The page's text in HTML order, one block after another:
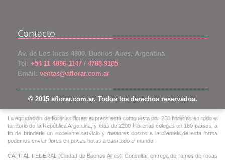
Contacto
Av. de Los Incas 4800, Buenos Aires, Argentina
Tel: +54 11 4896-1147 / 4788-9185
Email: ventas@aflorar.com.ar
© 2015 aflorar.com.ar. Todos los derechos reservados.
La agrupación de florerías flores express está compuesta por 250 florerías en todo el
territorio de la República Argentina, y más de 2200 Florerias colegas en 180 países, a
fin de brindarle un excelente servicio y menores costos a la clientela,de esta forma
podemos enviar flores en pocas horas a casi todo el mundo .
CAPITAL FEDERAL (Ciudad de Buenos Aires): Consultar entrega de ramos de rosas